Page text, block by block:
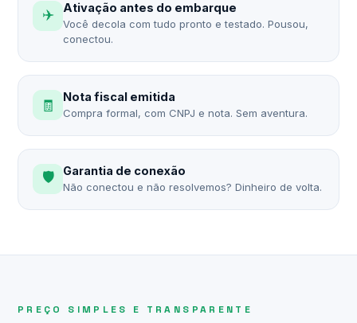
✈️ Ativação antes do embarque
Você decola com tudo pronto e testado. Pousou,
conectou.
🧾 Nota fiscal emitida
Compra formal, com CNPJ e nota. Sem aventura.
🛡️ Garantia de conexão
Não conectou e não resolvemos? Dinheiro de volta.
PREÇO SIMPLES E TRANSPARENTE